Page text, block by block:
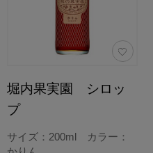
堀内果実園 シロッ
プ
サイズ：200ml カラー：